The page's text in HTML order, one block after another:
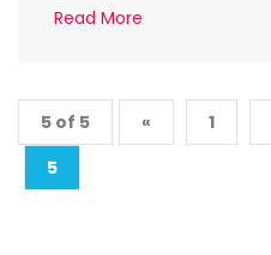
Read More
5 of 5 « 1
5